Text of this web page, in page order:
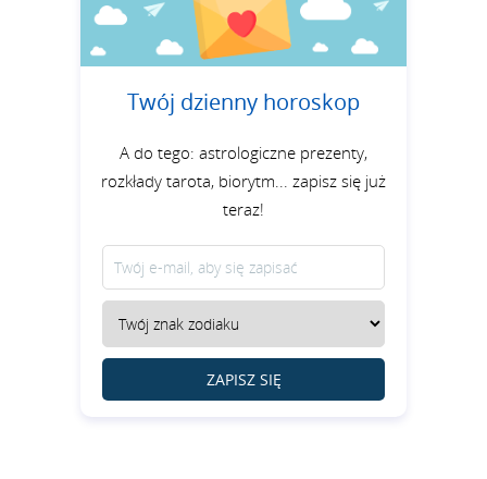
Twój dzienny horoskop
A do tego: astrologiczne prezenty,
rozkłady tarota, biorytm... zapisz się już
teraz!
ZAPISZ SIĘ